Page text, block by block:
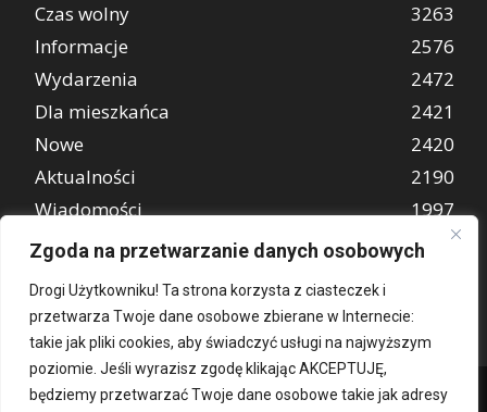
Zgoda na przetwarzanie danych osobowych
Drogi Użytkowniku! Ta strona korzysta z ciasteczek i
przetwarza Twoje dane osobowe zbierane w Internecie:
takie jak pliki cookies, aby świadczyć usługi na najwyższym
poziomie. Jeśli wyrazisz zgodę klikając AKCEPTUJĘ,
będziemy przetwarzać Twoje dane osobowe takie jak adresy
Czas wolny
3263
Informacje
2576
Wydarzenia
2472
Dla mieszkańca
2421
Nowe
2420
Aktualności
2190
Wiadomości
1997
REKLAMA
849